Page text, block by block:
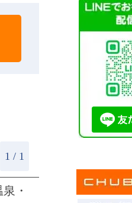
1 / 1
・